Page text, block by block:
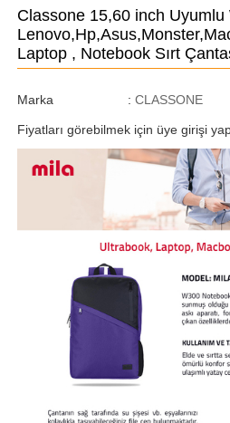
Classone 15,60 inch
Laptop , Notebook Sırt
Marka : CLASSONE
Fiyatları görebilmek için üye girişi